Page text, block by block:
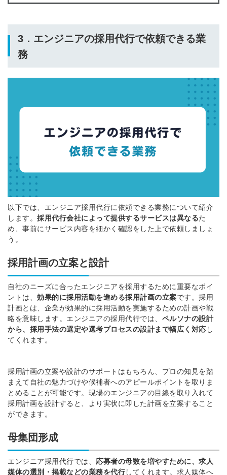
3．エンジニアの採用代行で依頼できる業
務
以下では、 エンジニア採用代行に依頼できる業務について紹介
します。 採用代行会社によって提供するサービスは異なるた
め、事前にサービス内容を細かく確認をした上で依頼しましょ
う。
採用計画の立案と設計
自社のニーズに合ったエンジニアを採用するために重要なポイ
ントは、 効果的に採用活動を進める採用計画の立案です。 採用
計画とは、企業が効果的に採用活動を実施するための計画や戦
略を意味します。 エンジニアの採用代行では、 ペルソナの設計
から、採用手法の選定や選考プロセスの設計まで幅広く対応 し
てくれます。
採用計画の立案や設計のサポートはもちろん、プロの知見を踏
まえて 自社の魅力づけや候補者へのアピールポイント を取りま
とめることが可能です。 現場のエンジニアの目線を取り入れて
採用計画を設計すると、より実状に即した計画を立案すること
ができます。
母集団形成
エンジニア採用代行では、 応募者の母数を増やすために、求人
媒体の選別・掲載などの業務を代行してくれます。求人媒体へ
する
れですか？
せん
同意のうえ